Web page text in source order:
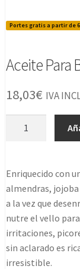
Portes gratis a partir de
Aceite Para
18,03€ IVA
Argán
100
Ml
Level
3
cantidad
Enriquecido con
almendras, jojoba
a la vez que
nutre el vello
irritaciones,
sin aclarado es
irresistible.